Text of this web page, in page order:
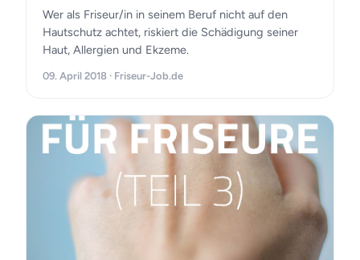
Wer als Friseur/in in seinem Beruf nicht auf den
Hautschutz achtet, riskiert die Schädigung seiner
Haut, Allergien und Ekzeme.
09. April 2018 · Friseur-Job.de